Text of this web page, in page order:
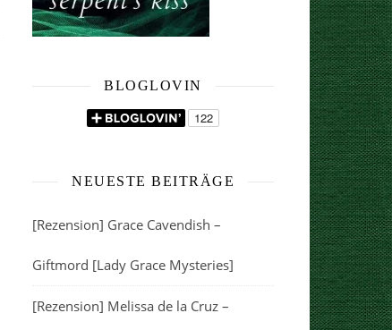
BLOGLOVIN
NEUESTE BEITRÄGE
[Rezension] Grace Cavendish –
Giftmord [Lady Grace Mysteries]
[Rezension] Melissa de la Cruz –